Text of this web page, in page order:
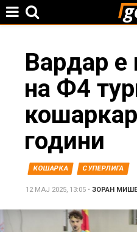
here
Вардар е
на Ф4
години
КОШАРКА СУПЕРЛИГА
12 МАЈ 2025, 13:05 •ЗОРАН